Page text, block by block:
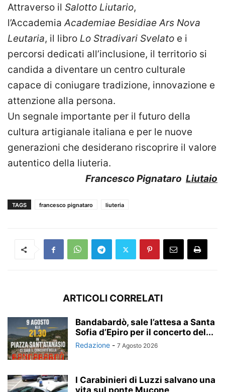
Attraverso il Salotto Liutario,
l’AccademiaAcademiae Besidiae Ars Nova
Leutaria, il libro Lo Stradivari Svelato e i
percorsi dedicati all’inclusione, il territorio si
candida a diventare un centro culturale
capace di coniugare tradizione, innovazione e
attenzione alla persona.
Un segnale importante per il futuro della
cultura artigianale italiana e per le nuove
generazioni che desiderano riscoprire il valore
autentico della liuteria.
Francesco Pignataro Liutaio
TAGS francesco pignataro liuteria
ARTICOLI CORRELATI
Bandabardò, sale l’attesa a Santa
Sofia d’Epiro per il concerto del...
Redazione - 7 Agosto 2026
I Carabinieri di Luzzi salvano una